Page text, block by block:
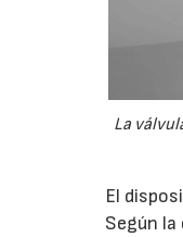
La
El
Según